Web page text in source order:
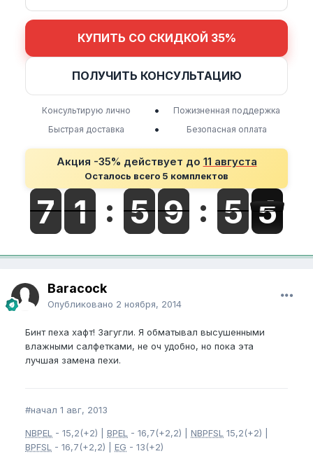
КУПИТЬ СО СКИДКОЙ 35%
ПОЛУЧИТЬ КОНСУЛЬТАЦИЮ
Консультирую лично •
Пожизненная поддержка
Быстрая доставка
• Безопасная оплата
Акция -35% действует до 11 августа
Осталось всего 5 комплектов
Baracock
Опубликовано 2 ноября, 2014
Бинт пеха хафт! Загугли. Я обматывал высушенными
влажными салфетками, не оч удобно, но пока эта
лучшая замена пехи.
#начал 1 авг, 2013
NBPEL - 15,2(+2) | BPEL - 16,7(+2,2) | NBPFSL 15,2(+2) |
BPFSL
- 16,7(+2,2) | EG - 13(+2)